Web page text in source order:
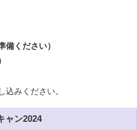
ください）
込みください。
ャン2024